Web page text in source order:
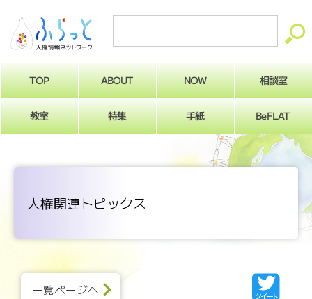
TOP ABOUT NOW 相談室
教室 特集 手紙 BeFLAT
人権関連トピックス
一覧ページへ